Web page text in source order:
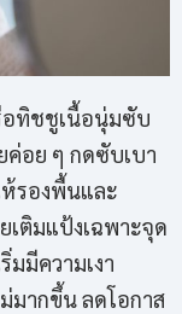
ทิชชูเนื้อนุ่มซับ
อย ๆ กดซับเบา
ห้รองพื้นและ
ติมแป้งเฉพาะจุด
มมีความเงา
มากขึ้น ลดโอกาส